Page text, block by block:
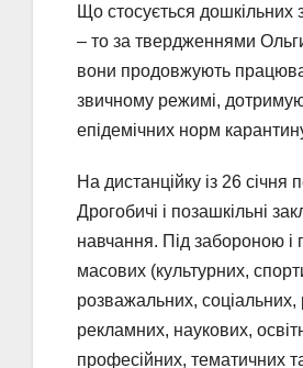
Що стосується дошкільних
– то за твердженнями
вони продовжують
звичному режимі,
епідемічних норм
На дистанційку із 26 січня
Дрогобичі і позашкільні
навчання. Під забороною і
масових (культурних,
розважальних, соціальних,
рекламних, наукових,
професійних, тематичних